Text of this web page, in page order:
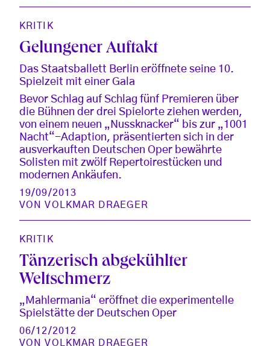
KRITIK
Gelungener Auftakt
Das Staatsballett Berlin eröffnete seine 10.
Spielzeit mit einer Gala
Bevor Schlag auf Schlag fünf Premieren über
die Bühnen der drei Spielorte ziehen werden,
von einem neuen „Nussknacker“ bis zur „1001
Nacht“-Adaption, präsentierten sich in der
ausverkauften Deutschen Oper bewährte
Solisten mit zwölf Repertoirestücken und
modernen Ankäufen.
19/09/2013
VONVOLKMAR DRAEGER
KRITIK
Tänzerisch abgekühlter
Weltschmerz
„Mahlermania“ eröffnet die experimentelle
Spielstätte der Deutschen Oper
06/12/2012
VONVOLKMAR DRAEGER